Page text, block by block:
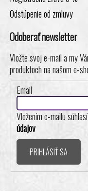
Odstúpenie od zmluvy
Odoberať newsletter
Vložte svoj e-mail a my
produktoch na našom e-
Email
Vložením e-mailu
údajov
PRIHLÁSIŤ SA